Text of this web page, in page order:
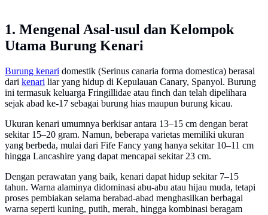
1. Mengenal Asal-usul dan Kelompok
Utama Burung Kenari
Burung kenari domestik (Serinus canaria forma domestica) berasal
dari kenari liar yang hidup di Kepulauan Canary, Spanyol. Burung
ini termasuk keluarga Fringillidae atau finch dan telah dipelihara
sejak abad ke-17 sebagai burung hias maupun burung kicau.
Ukuran kenari umumnya berkisar antara 13–15 cm dengan berat
sekitar 15–20 gram. Namun, beberapa varietas memiliki ukuran
yang berbeda, mulai dari Fife Fancy yang hanya sekitar 10–11 cm
hingga Lancashire yang dapat mencapai sekitar 23 cm.
Dengan perawatan yang baik, kenari dapat hidup sekitar 7–15
tahun. Warna alaminya didominasi abu-abu atau hijau muda, tetapi
proses pembiakan selama berabad-abad menghasilkan berbagai
warna seperti kuning, putih, merah, hingga kombinasi beragam